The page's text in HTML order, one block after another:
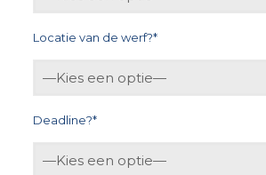
Locatie van de werf?*
Deadline?*